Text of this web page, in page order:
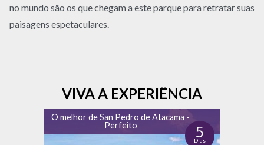
no mundo são os que chegam a este parque para retratar suas
paisagens espetaculares.
VIVA A EXPERIÊNCIA
O melhor de San Pedro de Atacama -
Perfeito
5
Dias